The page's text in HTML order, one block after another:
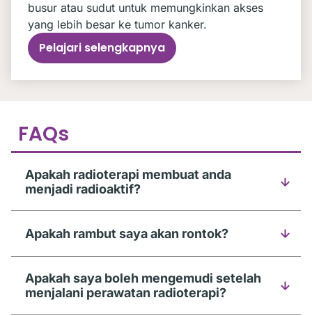
busur atau sudut untuk memungkinkan akses
yang lebih besar ke tumor kanker.
Pelajari selengkapnya
FAQs
Apakah radioterapi membuat anda
menjadi radioaktif?
Apakah rambut saya akan rontok?
Apakah saya boleh mengemudi setelah
menjalani perawatan radioterapi?